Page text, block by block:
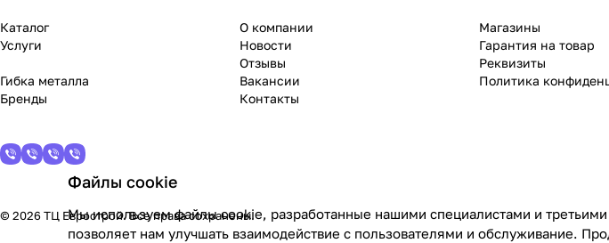
Каталог
Услуги
Гибка металла
Бренды
О компании
Новости
Отзывы
Вакансии
Контакты
Магазины
Гарантия на товар
Реквизиты
Политика
© 2026 ТЦ Еврострой. Все права сохранены.
Файлы cookie
Мы используем файлы cookie, разработанные нашими специалистами и
позволяет нам улучшать взаимодействие с пользователями и обслуживание.